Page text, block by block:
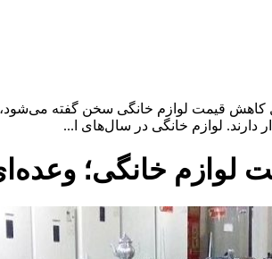
کاهش قیمت لوازم خانگی سخن گفته می‌شود،
دارند. لوازم خانگی در سال‌های ا...
لوازم خانگی؛